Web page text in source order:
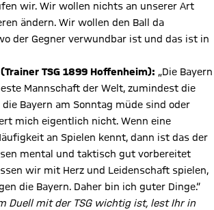
wir. Wir wollen nichts an unserer Art
ändern. Wir wollen den Ball da
der Gegner verwundbar ist und das ist in
TSG 1899 Hoffenheim): „Die Bayern
Mannschaft der Welt, zumindest die
die Bayern am Sonntag müde sind oder
mich eigentlich nicht. Wenn eine
an Spielen kennt, dann ist das der
mental und taktisch gut vorbereitet
wir mit Herz und Leidenschaft spielen,
die Bayern. Daher bin ich guter Dinge.“
Duell mit der TSG wichtig ist, lest Ihr in